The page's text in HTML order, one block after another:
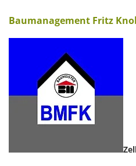
Baumanagement Fritz